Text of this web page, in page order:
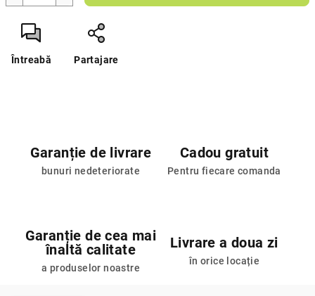
Întreabă Partajare
Garanție de livrare
bunuri nedeteriorate
Cadou gratuit
Pentru fiecare comanda
Garanție de cea mai
înaltă calitate
a produselor noastre
Livrare a doua zi
în orice locație